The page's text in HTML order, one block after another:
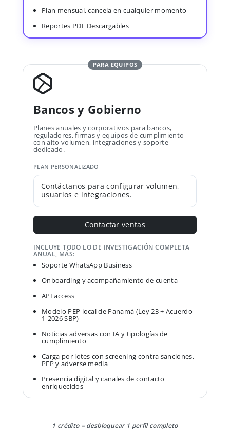
Plan mensual, cancela en cualquier momento
Reportes PDF Descargables
PARA EQUIPOS
Bancos y Gobierno
Planes anuales y corporativos para bancos,
reguladores, firmas y equipos de cumplimiento
con alto volumen, integraciones y soporte
dedicado.
PLAN PERSONALIZADO
Contáctanos para configurar volumen,
usuarios e integraciones.
Contactar ventas
INCLUYE TODO LO DE INVESTIGACIÓN COMPLETA
ANUAL, MÁS:
Soporte WhatsApp Business
Onboarding y acompañamiento de cuenta
API access
Modelo PEP local de Panamá (Ley 23 + Acuerdo
1-2026 SBP)
Noticias adversas con IA y tipologías de
cumplimiento
Carga por lotes con screening contra sanciones,
PEP y adverse media
Presencia digital y canales de contacto
enriquecidos
1 crédito = desbloquear 1 perfil completo